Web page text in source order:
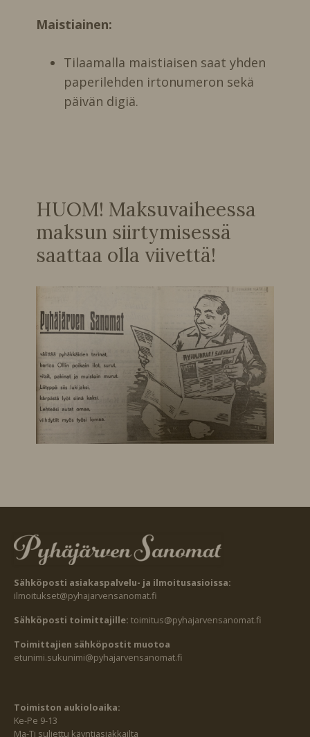
Maistiainen:
Tilaamalla maistiaisen saat yhden
paperilehden irtonumeron sekä
päivän digiä.
HUOM! Maksuvaiheessa
maksun siirtymisessä
saattaa olla viivettä!
Sähköposti asiakaspalvelu- ja ilmoitusasioissa:
ilmoitukset@pyhajarvensanomat.fi
Sähköposti toimittajille: toimitus@pyhajarvensanomat.fi
Toimittajien sähköpostit muotoa
etunimi.sukunimi@pyhajarvensanomat.fi
Toimiston aukioloaika:
Ke-Pe 9-13
Ma-Ti suljettu käyntiasiakkailta